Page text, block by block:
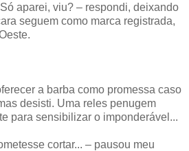
aparei, viu? – respondi, deixando
seguem como marca registrada,
a barba como promessa caso
desisti. Uma reles penugem
para sensibilizar o imponderável...
cortar... – pausou meu